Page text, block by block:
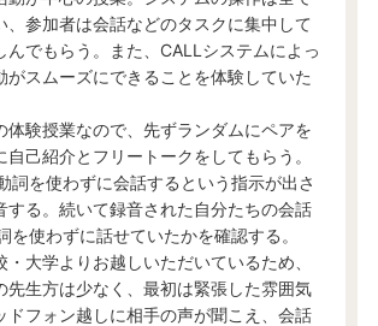
、参加者は会話などのタスクに集中して
んでもらう。また、CALLシステムによっ
がスムーズにできることを体験していた
体験授業なので、先ずランダムにペアを
己紹介とフリートークをしてもらう。
詞を使わずに会話するという指示が出さ
する。続いて録音された自分たちの会話
を使わずに話せていたかを確認する。
大学よりお越しいただいているため、
先生方は少なく、最初は緊張した雰囲気
ドフォン越しに相手の声が聞こえ、会話